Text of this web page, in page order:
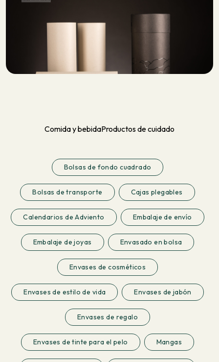
Comida y bebidaProductos de cuidado
Bolsas de fondo cuadrado
Bolsas de transporte Cajas plegables
Calendarios de Adviento Embalaje de envío
Embalaje de joyas Envasado en bolsa
Envases de cosméticos
Envases de estilo de vida Envases de jabón
Envases de regalo
Envases de tinte para el pelo Mangas